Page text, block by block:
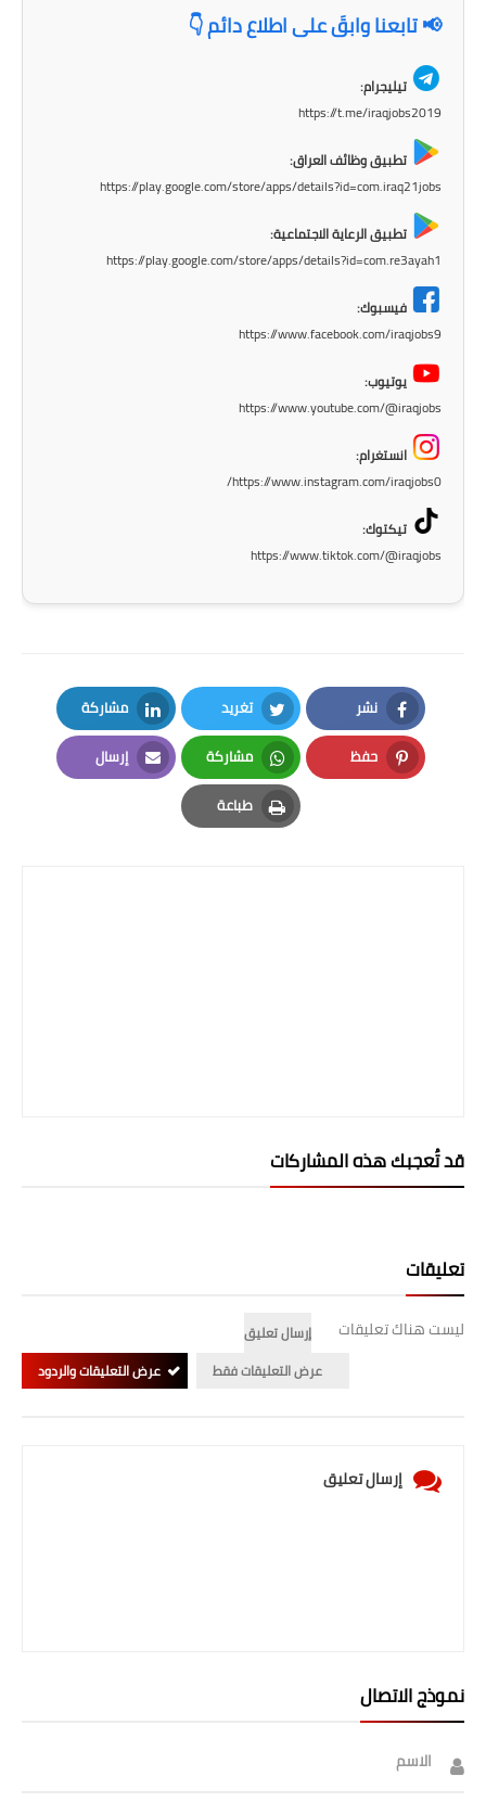
📢 تابعنا وابقَ على اطلاع دائم 👇
تيليجرام:
https://t.me/iraqjobs2019
تطبيق وظائف العراق:
https://play.google.com/store/apps/details?id=com.iraq21jobs
تطبيق الرعاية الاجتماعية:
https://play.google.com/store/apps/details?id=com.re3ayah1
فيسبوك:
https://www.facebook.com/iraqjobs9
يوتيوب:
https://www.youtube.com/@iraqjobs
انستغرام:
https://www.instagram.com/iraqjobs0/
تيكتوك:
https://www.tiktok.com/@iraqjobs
نشر
Facebook
تغريد
Twitter
مشاركة
LinkedIn
حفظ
Pinterest
مشاركة
Whatsapp
إرسال
Email
طباعة
Print
قد تُعجبك هذه المشاركات
تعليقات
ليست هناك تعليقات
إرسال تعليق
عرض التعليقات فقط
عرض التعليقات والردود
إرسال تعليق
نموذج الاتصال
الاسم